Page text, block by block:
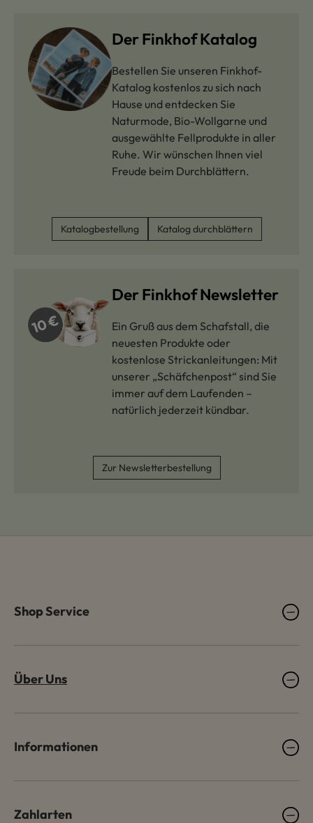
Der Finkhof Katalog
Bestellen Sie unseren Finkhof-
Katalog kostenlos zu sich nach
Hause und entdecken Sie
Naturmode, Bio-Wollgarne und
ausgewählte Fellprodukte in aller
Ruhe. Wir wünschen Ihnen viel
Freude beim Durchblättern.
Katalogbestellung Katalog durchblättern
Der Finkhof Newsletter
Ein Gruß aus dem Schafstall, die
neuesten Produkte oder
kostenlose Strickanleitungen: Mit
unserer „Schäfchenpost“ sind Sie
immer auf dem Laufenden –
natürlich jederzeit kündbar.
Zur Newsletterbestellung
Shop Service
Über Uns
Informationen
Zahlarten